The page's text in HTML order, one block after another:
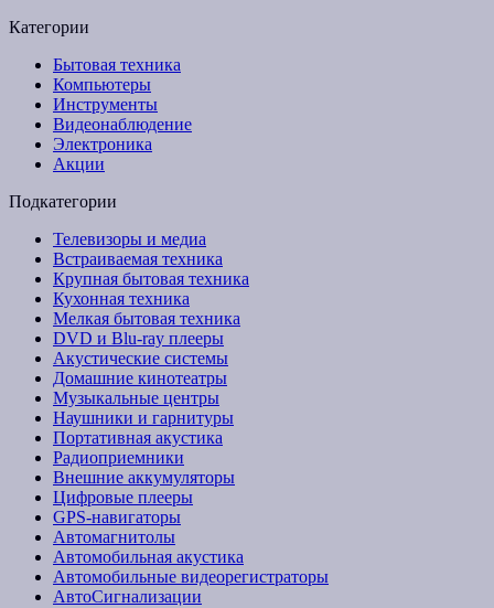
Категории
Бытовая техника
Компьютеры
Инструменты
Видеонаблюдение
Электроника
Акции
Подкатегории
Телевизоры и медиа
Встраиваемая техника
Крупная бытовая техника
Кухонная техника
Мелкая бытовая техника
DVD и Blu-ray плееры
Акустические системы
Домашние кинотеатры
Музыкальные центры
Наушники и гарнитуры
Портативная акустика
Радиоприемники
Внешние аккумуляторы
Цифровые плееры
GPS-навигаторы
Автомагнитолы
Автомобильная акустика
Автомобильные видеорегистраторы
АвтоСигнализации